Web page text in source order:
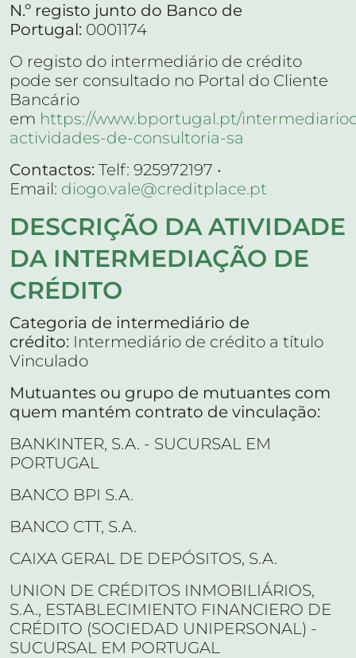
N.º registo junto do Banco de
Portugal: 0001174
O registo do intermediário de crédito
pode ser consultado no Portal do Cliente
Bancário
em https://www.bportugal.pt/
actividades-de-consultoria-sa
Contactos: Telf: 925972197 •
Email: diogo.vale@creditplace.pt
DESCRIÇÃO DA ATIVIDADE
DA INTERMEDIAÇÃO DE
CRÉDITO
Categoria de intermediário de
crédito: Intermediário de crédito a título
Vinculado
Mutuantes ou grupo de mutuantes com
quem mantém contrato de vinculação:
BANKINTER, S.A. - SUCURSAL EM
PORTUGAL
BANCO BPI S.A.
BANCO CTT, S.A.
CAIXA GERAL DE DEPÓSITOS, S.A.
UNION DE CRÉDITOS INMOBILIÁRIOS,
S.A., ESTABLECIMIENTO FINANCIERO DE
CRÉDITO (SOCIEDAD UNIPERSONAL) -
SUCURSAL EM PORTUGAL